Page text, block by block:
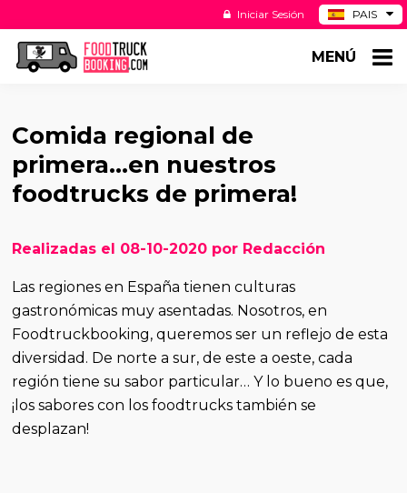
PAIS
DE
Iniciar Sesión
MENÚ
Comida regional de
primera...en nuestros
foodtrucks de primera!
Realizadas el 08-10-2020 por Redacción
Las regiones en España tienen culturas
gastronómicas muy asentadas. Nosotros, en
Foodtruckbooking, queremos ser un reflejo de esta
diversidad. De norte a sur, de este a oeste, cada
región tiene su sabor particular… Y lo bueno es que,
¡los sabores con los foodtrucks también se
desplazan!